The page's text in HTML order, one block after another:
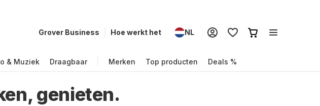
Grover Business Hoe werkt het NL
& Muziek Draagbaar Merken Top producten Deals %
genieten.